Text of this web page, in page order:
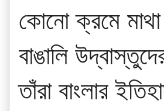
কোনো ক্রমে
বাঙালি
তাঁরা বাংলার